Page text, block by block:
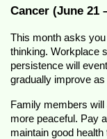
Cancer (June 21
This month asks
thinking. Workplace
persistence will
gradually improve
Family members
more peaceful. Pay
maintain good